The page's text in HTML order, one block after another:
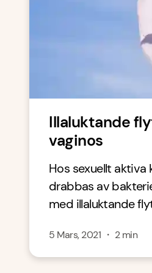
Illaluktande
vaginos
Hos sexuellt
drabbas av
med illaluktande
5 Mars, 2021 ・ 2min